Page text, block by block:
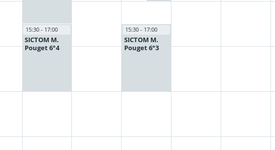
15:30 - 17:00
SICTOM M.
Pouget 6°4
15:30 - 17:00
SICTOM M.
Pouget 6°3